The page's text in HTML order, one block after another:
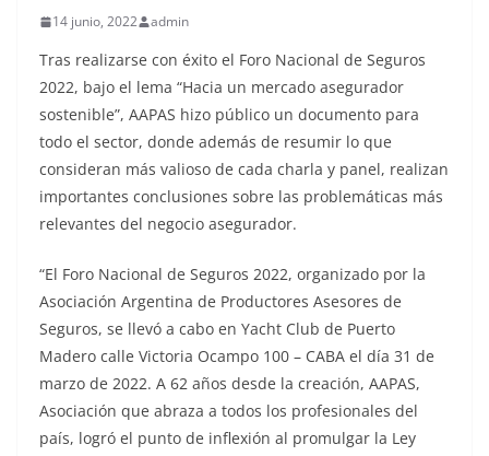
14 junio, 2022 admin
Tras realizarse con éxito el Foro Nacional de Seguros
2022, bajo el lema “Hacia un mercado asegurador
sostenible”, AAPAS hizo público un documento para
todo el sector, donde además de resumir lo que
consideran más valioso de cada charla y panel, realizan
importantes conclusiones sobre las problemáticas más
relevantes del negocio asegurador.
“El Foro Nacional de Seguros 2022, organizado por la
Asociación Argentina de Productores Asesores de
Seguros, se llevó a cabo en Yacht Club de Puerto
Madero calle Victoria Ocampo 100 – CABA el día 31 de
marzo de 2022. A 62 años desde la creación, AAPAS,
Asociación que abraza a todos los profesionales del
país, logró el punto de inflexión al promulgar la Ley